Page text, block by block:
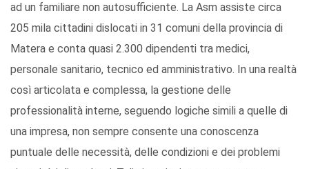
ad un familiare non autosufficiente. La Asm assiste circa
205 mila cittadini dislocati in 31 comuni della provincia di
Matera e conta quasi 2.300 dipendenti tra medici,
personale sanitario, tecnico ed amministrativo. In una realtà
così articolata e complessa, la gestione delle
professionalità interne, seguendo logiche simili a quelle di
una impresa, non sempre consente una conoscenza
puntuale delle necessità, delle condizioni e dei problemi